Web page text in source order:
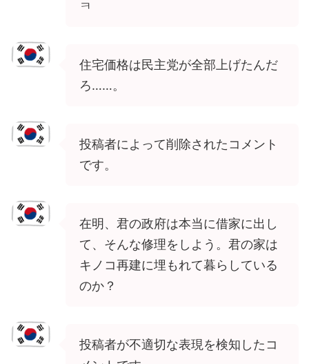
ㅋ
住宅価格は民主党が全部上げたんだ
ろ……。
投稿者によって削除されたコメント
です。
在明、君の政府は本当に借家に出し
て、そんな修理をしよう。君の家は
キノコ再建に埋もれて暮らしている
のか？
投稿者が不適切な表現を検知したコ